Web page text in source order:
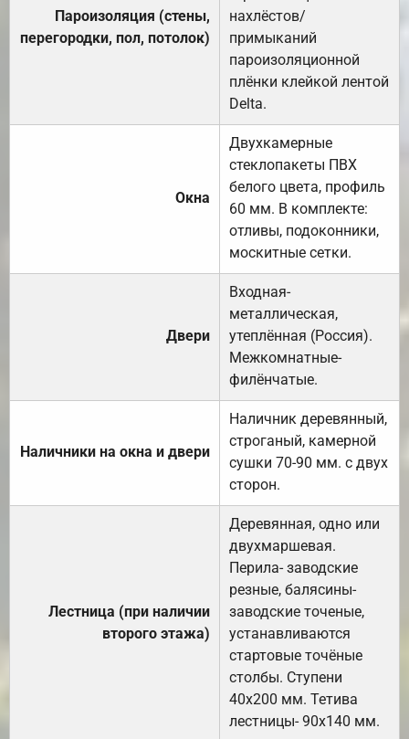
Пароизоляция (стены,
перегородки, пол, потолок)
нахлёстов/
примыканий
пароизоляционной
плёнки клейкой лентой
Delta.
Окна
Двухкамерные
стеклопакеты ПВХ
белого цвета, профиль
60 мм. В комплекте:
отливы, подоконники,
москитные сетки.
Двери
Входная-
металлическая,
утеплённая (Россия).
Межкомнатные-
филёнчатые.
Наличники на окна и двери
Наличник деревянный,
строганый, камерной
сушки 70-90 мм. с двух
сторон.
Лестница (при наличии
второго этажа)
Деревянная, одно или
двухмаршевая.
Перила- заводские
резные, балясины-
заводские точеные,
устанавливаются
стартовые точёные
столбы. Ступени
40х200 мм. Тетива
лестницы- 90х140 мм.